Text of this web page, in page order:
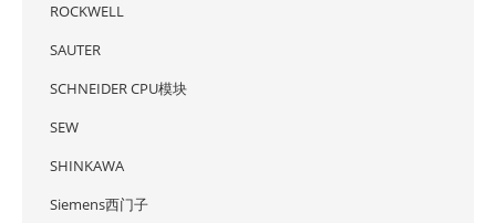
ROCKWELL
SAUTER
SCHNEIDER CPU模块
SEW
SHINKAWA
Siemens西门子